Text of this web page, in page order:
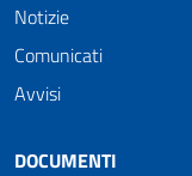
Notizie
Comunicati
Avvisi
DOCUMENTI